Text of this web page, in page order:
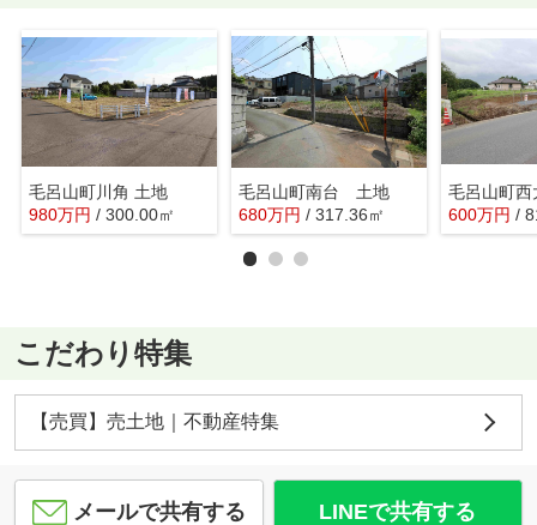
毛呂山町川角 土地
980万円 / 300.00㎡
毛呂山町南台 土地
680万円 / 317.36㎡
毛呂山町西
600万円 /
こだわり特集
【売買】売土地｜不動産特集
メールで共有する LINEで共有する